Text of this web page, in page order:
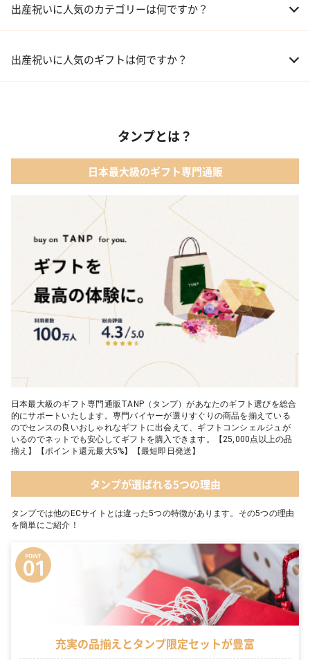
出産祝いに人気のカテゴリーは何ですか？
02 ベビー寝具・家具
04 ベビー・キッズファッション
06 タオル
出産祝いに人気のギフトは何ですか？
02 【名入れギフト】音いっぱい積み木｜エド・インター
03 ママズケア セレクトボックス｜モディッシュ
04 フレイバーおむつケーキ｜AIRIM baby（アイリムベビー）
05 Chouette フード付きバスタオル&ハンカチセット｜コンテッ
タンプとは？
日本最大級のギフト専門通販
日本最大級のギフト専門通販TANP（タンプ）があなたのギフト選びを総合
的にサポートいたします。専門バイヤーが選りすぐりの商品を揃えている
のでセンスの良いおしゃれなギフトに出会えて、ギフトコンシェルジュが
いるのでネットでも安心してギフトを購入できます。【25,000点以上の品
揃え】【ポイント還元最大5%】【最短即日発送】
タンプが選ばれる5つの理由
タンプでは他のECサイトとは違った5つの特徴があります。その5つの理由
を簡単にご紹介！
充実の品揃えとタンプ限定セットが豊富